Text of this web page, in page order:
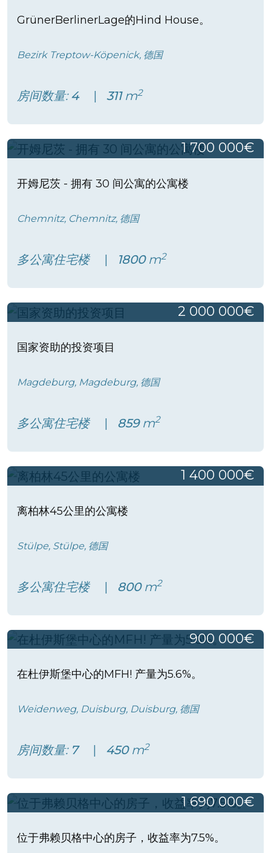
GrünerBerlinerLage的Hind House。
Bezirk Treptow-Köpenick, 德国
房间数量:4 311m2
1 700 000€
开姆尼茨 - 拥有 30 间公寓的公寓楼
Chemnitz, Chemnitz, 德国
多公寓住宅楼 1800m2
2 000 000€
国家资助的投资项目
Magdeburg, Magdeburg, 德国
多公寓住宅楼 859m2
1 400 000€
离柏林45公里的公寓楼
Stülpe, Stülpe, 德国
多公寓住宅楼 800m2
900 000€
在杜伊斯堡中心的MFH! 产量为5.6%。
Weidenweg, Duisburg, Duisburg, 德国
房间数量: 7 450m2
1 690 000€
位于弗赖贝格中心的房子，收益率为7.5%。